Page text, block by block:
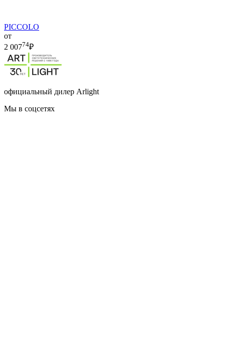
PICCOLO
от
2 00774₽
официальный дилер Arlight
Мы в соцсетях